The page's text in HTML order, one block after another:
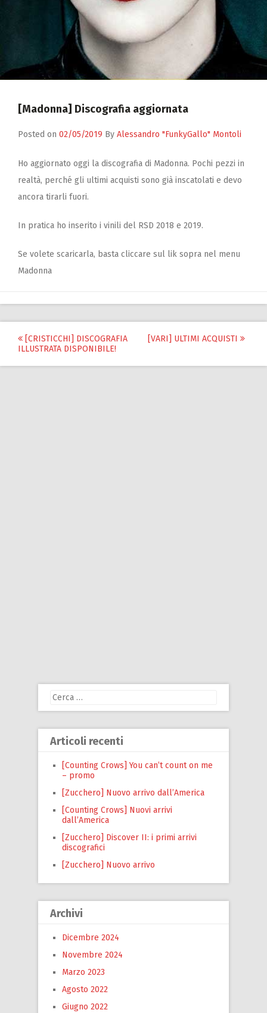
[Madonna] Discografia aggiornata
Posted on 02/05/2019 By Alessandro "FunkyGallo" Montoli
Ho aggiornato oggi la discografia di Madonna. Pochi pezzi in
realtà, perché gli ultimi acquisti sono già inscatolati e devo
ancora tirarli fuori.
In pratica ho inserito i vinili del RSD 2018 e 2019.
Se volete scaricarla, basta cliccare sul lik sopra nel menu
Madonna
Post
[CRISTICCHI] DISCOGRAFIA
ILLUSTRATA DISPONIBILE!
[VARI] ULTIMI ACQUISTI
Ricerca
Articoli recenti
[Counting Crows] You can’t count on me
– promo
[Zucchero] Nuovo arrivo dall’America
[Counting Crows] Nuovi arrivi
dall’America
[Zucchero] Discover II: i primi arrivi
discografici
[Zucchero] Nuovo arrivo
Archivi
Dicembre 2024
Novembre 2024
Marzo 2023
Agosto 2022
Giugno 2022